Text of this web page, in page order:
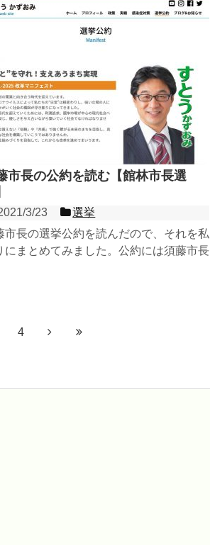
市長の公約を読む【館林市長選
3/23
選挙
市長の選挙公約を読んだので、それを私
にまとめてみました。公約には須藤市長
4